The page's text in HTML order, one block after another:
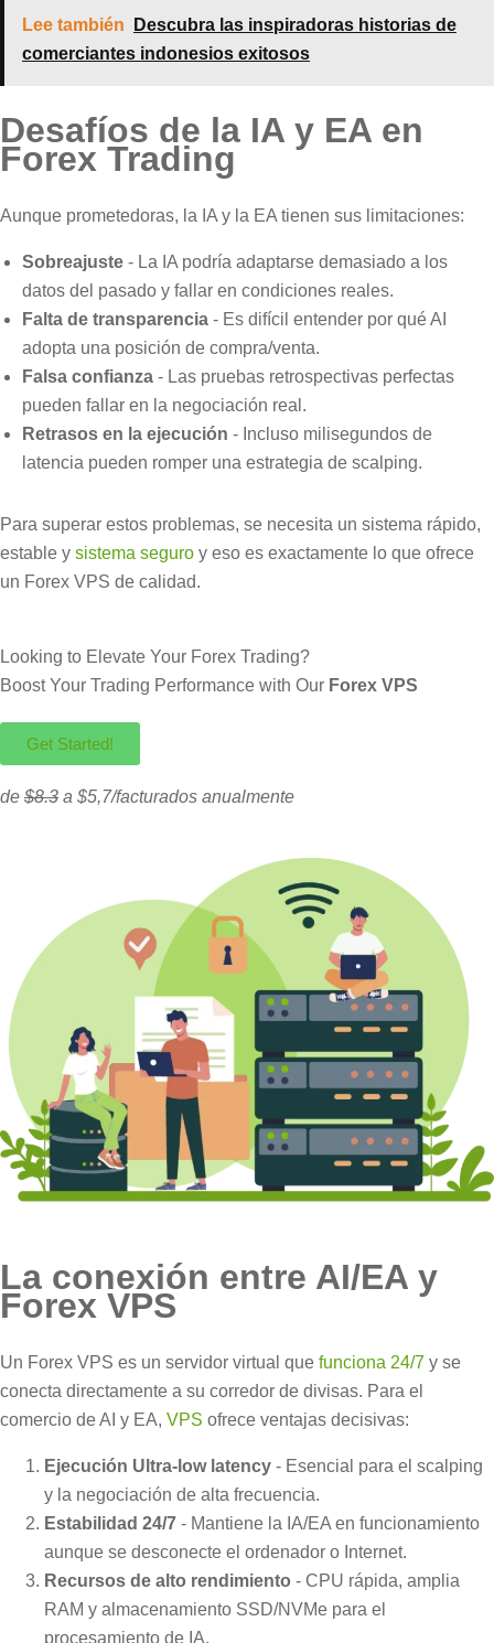
Lee también
Descubra las inspiradoras historias de
comerciantes indonesios exitosos
Desafíos de la IA y EA en
Forex Trading
Aunque prometedoras, la IA y la EA tienen sus limitaciones:
Sobreajuste - La IA podría adaptarse demasiado a los
datos del pasado y fallar en condiciones reales.
Falta de transparencia - Es difícil entender por qué AI
adopta una posición de compra/venta.
Falsa confianza - Las pruebas retrospectivas perfectas
pueden fallar en la negociación real.
Retrasos en la ejecución - Incluso milisegundos de
latencia pueden romper una estrategia de scalping.
Para superar estos problemas, se necesita un sistema rápido,
estable y sistema seguro y eso es exactamente lo que ofrece
un Forex VPS de calidad.
Looking to Elevate Your Forex Trading?
Boost Your Trading Performance with Our Forex VPS
Get Started!
de $8.3 a $5,7/facturados anualmente
La conexión entre AI/EA y
Forex VPS
Un Forex VPS es un servidor virtual que funciona 24/7 y se
conecta directamente a su corredor de divisas. Para el
comercio de AI y EA, VPS ofrece ventajas decisivas:
Ejecución Ultra-low latency - Esencial para el scalping
y la negociación de alta frecuencia.
Estabilidad 24/7 - Mantiene la IA/EA en funcionamiento
aunque se desconecte el ordenador o Internet.
Recursos de alto rendimiento - CPU rápida, amplia
RAM y almacenamiento SSD/NVMe para el
procesamiento de IA.